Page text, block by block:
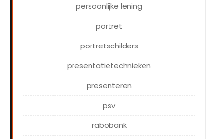
persoonlijke lening
portret
portretschilders
presentatietechnieken
presenteren
psv
rabobank